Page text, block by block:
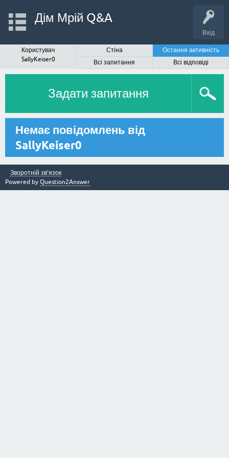
Вхід
Дім Мрій Q&A
Користувач
SallyKeiser0
Стіна
Остання активність
Всі запитання
Всі відповіді
Задати запитання
Немає повідомлень від
SallyKeiser0
Зворотній зв’язок
Powered by Question2Answer